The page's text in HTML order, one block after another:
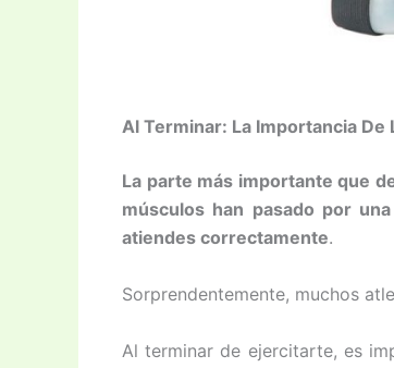
Al Terminar: La Importancia De
La parte más importante que
músculos han pasado por
atiendes correctamente.
Sorprendentemente, muchos
Al terminar de ejercitarte, es